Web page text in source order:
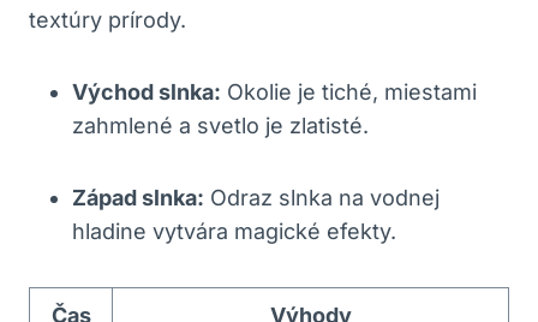
textúry prírody.
Východ slnka: Okolie je tiché, miestami
zahmlené a svetlo je zlatisté.
Západ slnka: Odraz slnka na vodnej
hladine vytvára magické efekty.
Čas Výhody